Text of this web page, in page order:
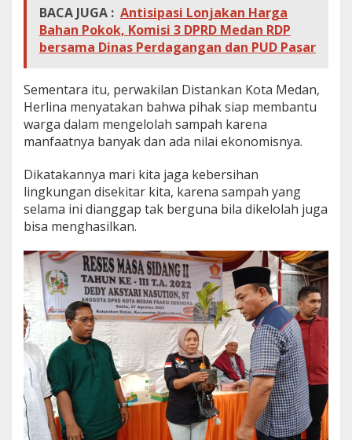
BACA JUGA : Antisipasi Lonjakan Harga
Bahan Pokok, Komisi 3 DPRD Medan RDP
bersama Dinas Perdagangan dan PUD Pasar
Sementara itu, perwakilan Distankan Kota Medan,
Herlina menyatakan bahwa pihak siap membantu
warga dalam mengelolah sampah karena
manfaatnya banyak dan ada nilai ekonomisnya.
Dikatakannya mari kita jaga kebersihan
lingkungan disekitar kita, karena sampah yang
selama ini dianggap tak berguna bila dikelolah juga
bisa menghasilkan.